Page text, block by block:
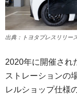
出典：トヨタプレスリリー
2020年に開催され
ストレーションの
レルショップ仕様